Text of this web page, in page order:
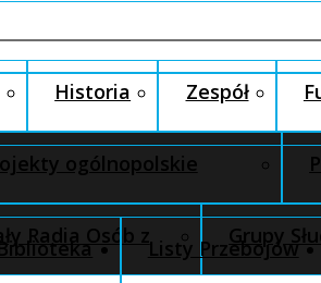
Historia Zespół
ogólnopolskie
Radia Osób z Grupy
Listy Przebojów